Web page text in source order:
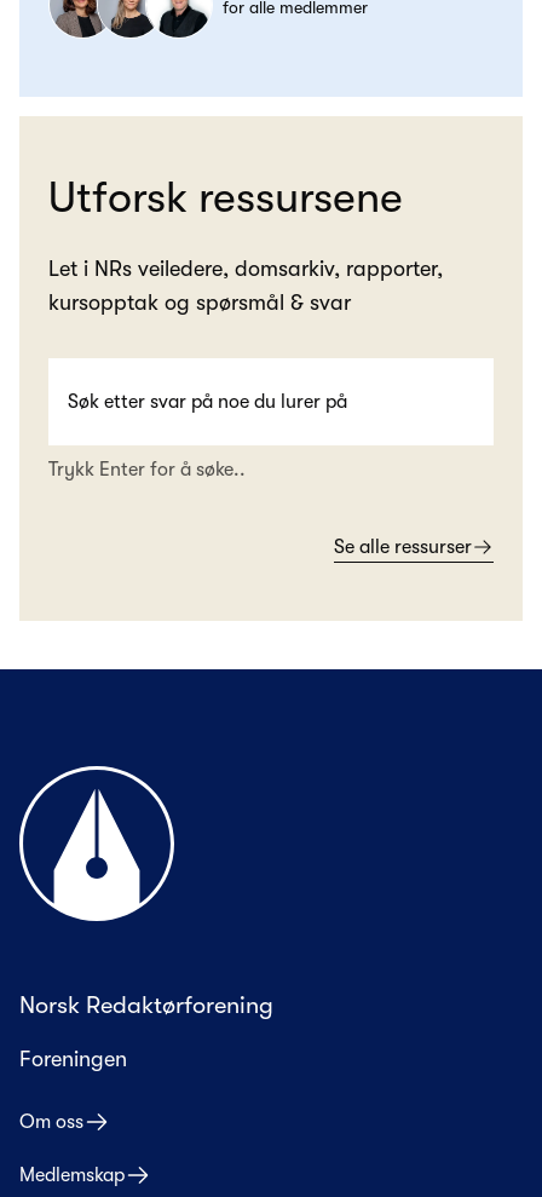
for alle medlemmer
Utforsk ressursene
Let i NRs veiledere, domsarkiv, rapporter,
kursopptak og spørsmål & svar
Trykk Enter for å søke..
Se alle ressurser
Til forsiden
Norsk Redaktørforening
Foreningen
Om oss
Medlemskap